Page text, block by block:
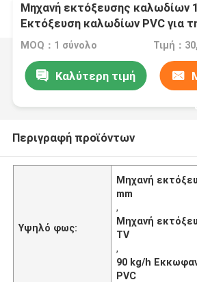
Μηχανή εκτόξευσης καλωδίων
Εκτόξευση καλωδίων PVC για
καλωδίων τηλεόρασης και
MOQ：1 σύνολο Τιμή：
Καλύτερη τιμή
Περιγραφή προϊόντων
Υψηλό φως:
Μηχανή
mm
,
Μηχανή
TV
,
90 kg/h
PVC